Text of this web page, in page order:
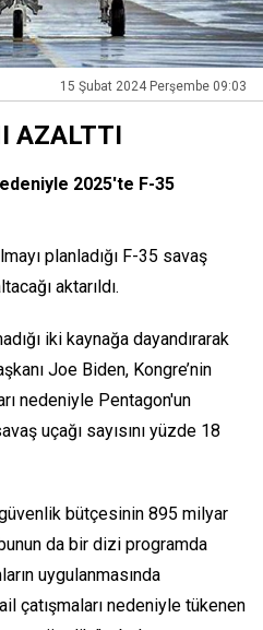
15 Şubat 2024 Perşembe 09:03
AZALTTI
2025'te F-35
planladığı F-35 savaş
aktarıldı.
iki kaynağa dayandırarak
Joe Biden, Kongre’nin
nedeniyle Pentagon'un
uçağı sayısını yüzde 18
bütçesinin 895 milyar
da bir dizi programda
uygulanmasında
çatışmaları nedeniyle tükenen